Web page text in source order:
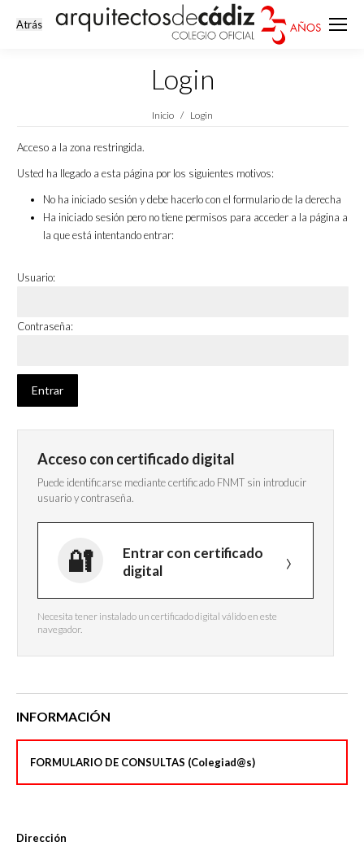
Login
Estás aquí:
Inicio Login
Acceso a la zona restringida.
Usted ha llegado a esta página por los siguientes motivos:
No ha iniciado sesión y debe hacerlo con el formulario de la derecha
Ha iniciado sesión pero no tiene permisos para acceder a la página a
la que está intentando entrar:
Usuario:
Contraseña:
Acceso con certificado digital
Puede identificarse mediante certificado FNMT sin introducir
usuario y contraseña.
Entrar con certificado
digital
Necesita tener instalado un certificado digital válido en este
navegador.
INFORMACIÓN
FORMULARIO DE CONSULTAS (Colegiad@s)
Dirección